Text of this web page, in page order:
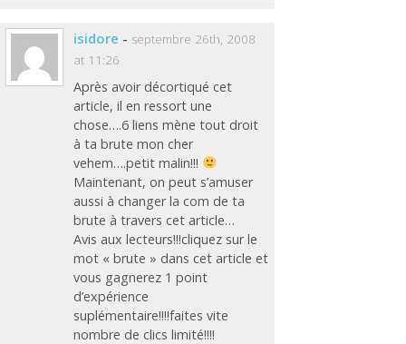
isidore - septembre 26th, 2008
at 11:26
Après avoir décortiqué cet
article, il en ressort une
chose….6 liens mène tout droit
à ta brute mon cher
vehem….petit malin!!!
Maintenant, on peut s’amuser
aussi à changer la com de ta
brute à travers cet article…
Avis aux lecteurs!!!cliquez sur le
mot « brute » dans cet article et
vous gagnerez 1 point
d’expérience
suplémentaire!!!!faites vite
nombre de clics limité!!!!